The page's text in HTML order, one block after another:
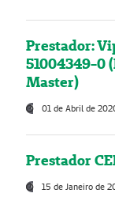
Prestador:
51004349-0
Master)
01 de Abril de
Prestador
15 de Janeiro de